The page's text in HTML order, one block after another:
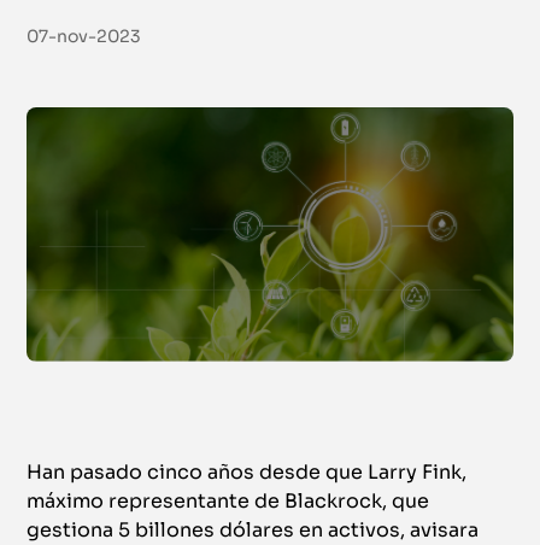
07-nov-2023
Han pasado cinco años desde que Larry Fink,
máximo representante de Blackrock, que
gestiona 5 billones dólares en activos, avisara